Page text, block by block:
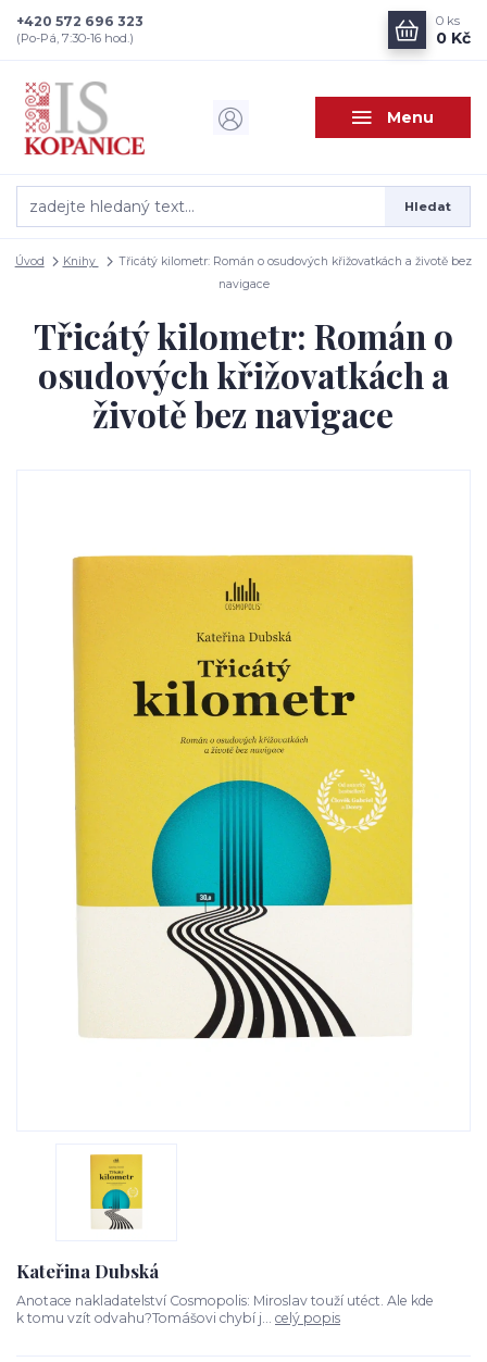
Menu
Hledat
+420 572 696 323
(Po-Pá, 7:30-16 hod.)
0 ks
0 Kč
Úvod Knihy
Třicátý kilometr: Román o osudových křižovatkách a životě bez
navigace
Třicátý kilometr: Román o
osudových křižovatkách a
životě bez navigace
Kateřina Dubská
Anotace nakladatelství Cosmopolis: Miroslav touží utéct. Ale kde
k tomu vzít odvahu?Tomášovi chybí j... celý popis